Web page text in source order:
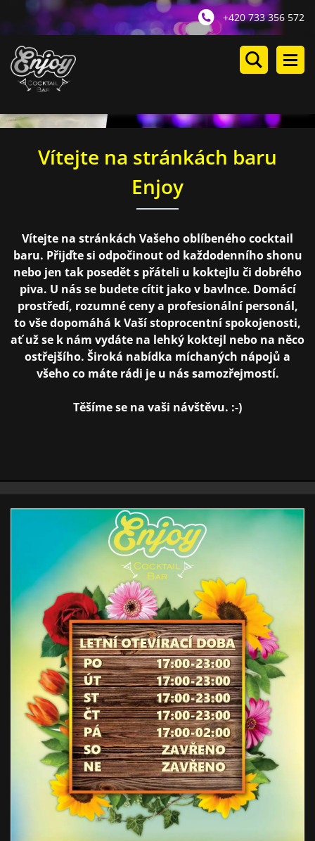
+420 733 356 572
Vítejte na stránkách baru
Enjoy
Vítejte na stránkách Vašeho oblíbeného cocktail
baru. Přijďte si odpočinout od každodenního shonu
nebo jen tak posedět s přáteli u koktejlu či dobrého
piva. U nás se budete cítit jako v bavlnce. Domácí
prostředí, rozumné ceny a profesionální personál,
to vše dopomáhá k Vaší stoprocentní spokojenosti,
ať už se k nám vydáte na lehký koktejl nebo na něco
ostřejšího. Široká nabídka míchaných nápojů a
všeho co máte rádi je u nás samozřejmostí.
Těšíme se na vaši návštěvu. :-)